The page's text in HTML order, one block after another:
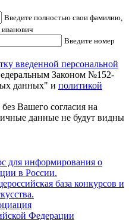
Введите полностью свои фамилию,
Введите номер
введенной персональной
Законом №152-
данных" и политикой
Вашего согласия на
данные не будут видны